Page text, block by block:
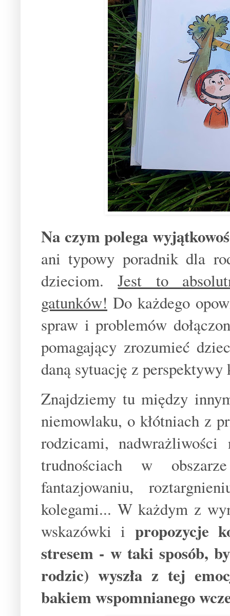
Na czym polega
ani typowy poradnik dla
dzieciom.Jest to
gatunków! Do każdego
spraw i problemów
pomagający zrozumieć
daną sytuację z
Znajdziemy tu między
niemowlaku, o kłótniach z
rodzicami,
trudnościach w
fantazjowaniu,
kolegami... W każdym z
wskazówki i propozycje
stresem - w taki sposób,
rodzic) wyszła z tej
bakiem wspomnianego